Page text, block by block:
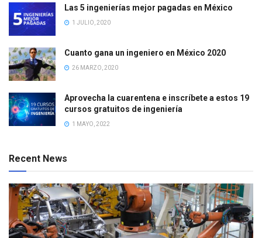
Las 5 ingenierías mejor pagadas en México
1 JULIO, 2020
Cuanto gana un ingeniero en México 2020
26 MARZO, 2020
Aprovecha la cuarentena e inscríbete a estos 19
cursos gratuitos de ingeniería
1 MAYO, 2022
Recent News